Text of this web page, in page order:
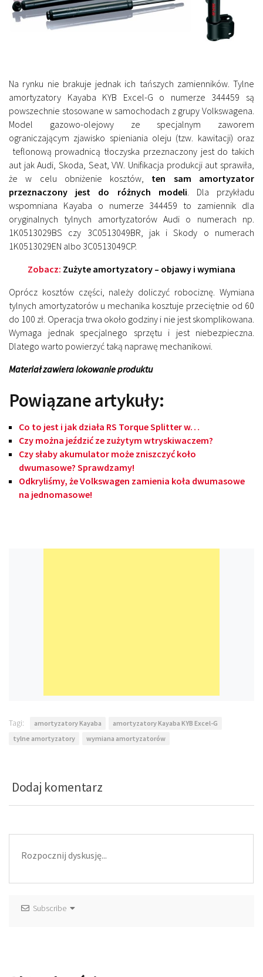
Na rynku nie brakuje jednak ich tańszych zamienników. Tylne
amortyzatory Kayaba KYB Excel-G o numerze 344459 są
powszechnie stosowane w samochodach z grupy Volkswagena.
Model gazowo-olejowy ze specjalnym zaworem
ograniczającym zjawisko spieniania oleju (tzw. kawitacji) oraz
teflonową prowadnicą tłoczyska przeznaczony jest do takich
aut jak Audi, Skoda, Seat, VW. Unifikacja produkcji aut sprawiła,
że w celu obniżenie kosztów, ten sam amortyzator
przeznaczony jest do różnych modeli. Dla przykładu
wspomniana Kayaba o numerze 344459 to zamiennik dla
oryginalnych tylnych amortyzatorów Audi o numerach np.
1K0513029BS czy 3C0513049BR, jak i Skody o numerach
1K0513029EN albo 3C0513049CP.
Zobacz: Zużyte amortyzatory – objawy i wymiana
Oprócz kosztów części, należy doliczyć robociznę. Wymiana
tylnych amortyzatorów u mechanika kosztuje przeciętnie od 60
do 100 zł. Operacja trwa około godziny i nie jest skomplikowana.
Wymaga jednak specjalnego sprzętu i jest niebezpieczna.
Dlatego warto powierzyć taką naprawę mechanikowi.
Materiał zawiera lokowanie produktu
Powiązane artykuły:
Co to jest i jak działa RS Torque Splitter w…
Czy można jeździć ze zużytym wtryskiwaczem?
Czy słaby akumulator może zniszczyć koło
dwumasowe? Sprawdzamy!
Odkryliśmy, że Volkswagen zamienia koła dwumasowe
na jednomasowe!
Tagi: amortyzatory Kayaba
amortyzatory Kayaba KYB Excel-G
tylne amortyzatory
wymiana amortyzatorów
Dodaj komentarz
Subscribe